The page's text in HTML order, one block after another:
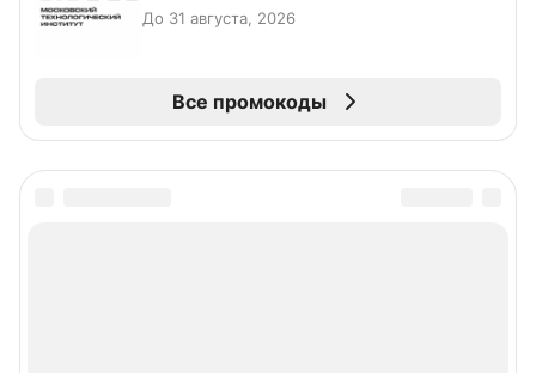
До 31 августа, 2026
Все промокоды